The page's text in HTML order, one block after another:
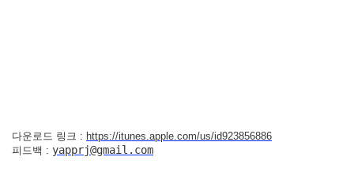
다운로드 링크 : https://itunes.apple.com/us/id923856886
피드백 : yapprj@gmail.com